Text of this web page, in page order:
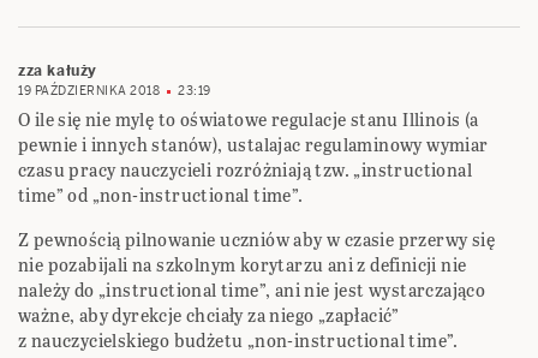
zza kałuży
19 PAŹDZIERNIKA 2018 23:19
O ile się nie mylę to oświatowe regulacje stanu Illinois (a
pewnie i innych stanów), ustalajac regulaminowy wymiar
czasu pracy nauczycieli rozróżniają tzw. „instructional
time” od „non-instructional time”.
Z pewnością pilnowanie uczniów aby w czasie przerwy się
nie pozabijali na szkolnym korytarzu ani z definicji nie
należy do „instructional time”, ani nie jest wystarczająco
ważne, aby dyrekcje chciały za niego „zapłacić”
z nauczycielskiego budżetu „non-instructional time”.